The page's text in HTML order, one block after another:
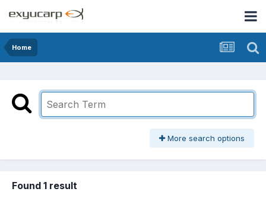
Home
More search options
Found 1 result